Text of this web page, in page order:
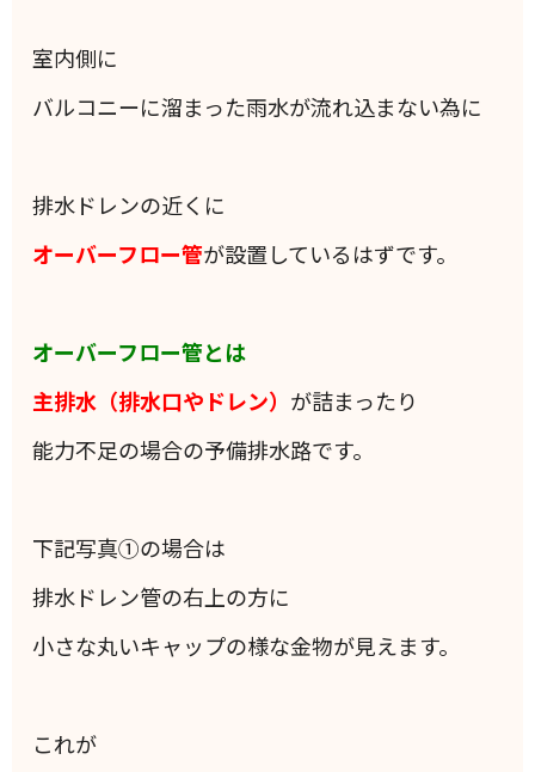
室内側に
バルコニーに溜まった雨水が流れ込まない為に
排水ドレンの近くに
オーバーフロー管が設置しているはずです。
オーバーフロー管とは
主排水（排水口やドレン） が詰まったり
能力不足の場合の予備排水路です。
下記写真①の場合は
排水ドレン管の右上の方に
小さな丸いキャップの様な金物が見えます。
これが